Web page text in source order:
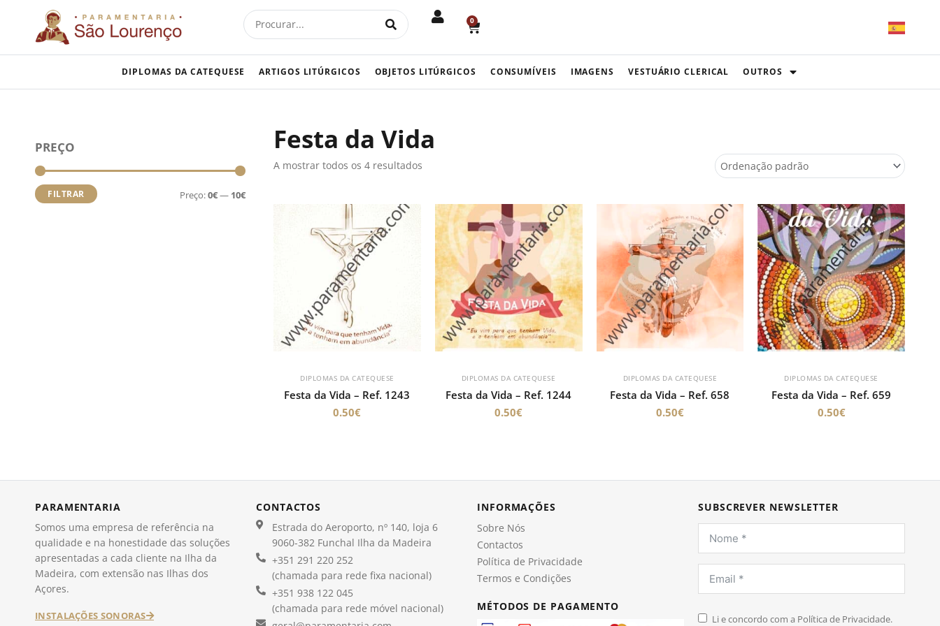
content
Procurar 0
CART
DIPLOMAS DA CATEQUESE ARTIGOS LITÚRGICOS OBJETOS LITÚRGICOS CONSUMÍVEIS IMAGENS VESTUÁRIO CLERICAL OUTROS
PREÇO
FILTRAR Preço:0€— 10€
Festa da Vida
A mostrar todos os 4 resultados
DIPLOMAS DA CATEQUESE
Festa da Vida – Ref. 1243
0.50€
DIPLOMAS DA CATEQUESE
Festa da Vida – Ref. 1244
0.50€
DIPLOMAS DA CATEQUESE
Festa da Vida – Ref. 658
0.50€
DIPLOMAS DA CATEQUESE
Festa da Vida – Ref. 659
0.50€
PARAMENTARIA
Somos uma empresa de referência na
qualidade e na honestidade das soluções
apresentadas a cada cliente na Ilha da
Madeira, com extensão nas Ilhas dos
Açores.
INSTALAÇÕES SONORAS
CONTACTOS
Estrada do Aeroporto, nº 140, loja 6
9060-382 Funchal Ilha da Madeira
+351 291 220 252
(chamada para rede fixa nacional)
+351 938 122 045
(chamada para rede móvel nacional)
INFORMAÇÕES
Sobre Nós
Contactos
Política de Privacidade
Termos e Condições
MÉTODOS DE PAGAMENTO
SUBSCREVER NEWSLETTER
Li e concordo com a Política de Privacidade.